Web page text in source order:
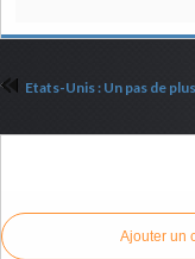
Ajouter un